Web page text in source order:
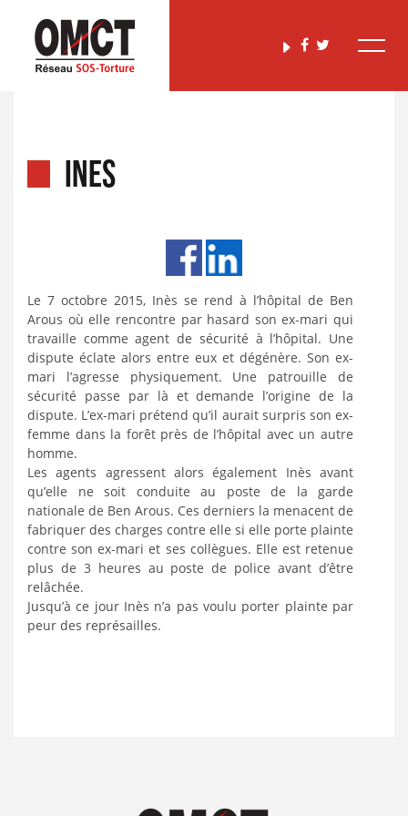
INES
Le 7 octobre 2015, Inès se rend à l’hôpital de Ben
Arous où elle rencontre par hasard son ex-mari qui
travaille comme agent de sécurité à l’hôpital. Une
dispute éclate alors entre eux et dégénère. Son ex-
mari l’agresse physiquement. Une patrouille de
sécurité passe par là et demande l’origine de la
dispute. L’ex-mari prétend qu’il aurait surpris son ex-
femme dans la forêt près de l’hôpital avec un autre
homme.
Les agents agressent alors également Inès avant
qu’elle ne soit conduite au poste de la garde
nationale de Ben Arous. Ces derniers la menacent de
fabriquer des charges contre elle si elle porte plainte
contre son ex-mari et ses collègues. Elle est retenue
plus de 3 heures au poste de police avant d’être
relâchée.
Jusqu’à ce jour Inès n’a pas voulu porter plainte par
peur des représailles.